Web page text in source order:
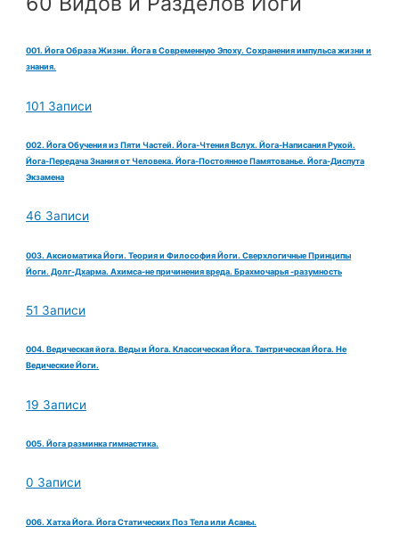
001. Йога Образа Жизни. Йога в Современную Эпоху. Сохранения импульса жизни и
знания.
101 Записи
002. Йога Обучения из Пяти Частей. Йога-Чтения Вслух. Йога-Написания Рукой.
Йога-Передача Знания от Человека. Йога-Постоянное Памятованье. Йога-Диспута
Экзамена
46 Записи
003. Аксиоматика Йоги. Теория и Философия Йоги. Сверхлогичные Принципы
Йоги. Долг-Дхарма. Ахимса-не причинения вреда. Брахмочарья -разумность
51 Записи
004. Ведическая йога. Веды и Йога. Классическая Йога. Тантрическая Йога. Не
Ведические Йоги.
19 Записи
005. Йога разминка гимнастика.
0 Записи
006. Хатха Йога. Йога Статических Поз Тела или Асаны.